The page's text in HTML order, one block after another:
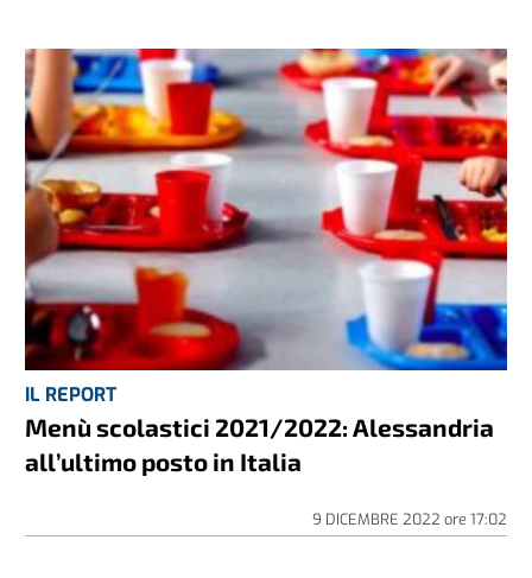
IL REPORT
Menù scolastici 2021/2022: Alessandria
all’ultimo posto in Italia
9 DICEMBRE 2022 ore 17:02